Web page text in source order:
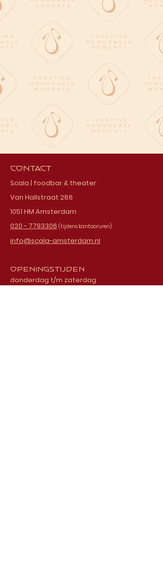
Contact
Scala | foodbar & theater
Van Hallstraat 286
1051 HM Amsterdam
020 - 7793306 (tijdens kantooruren)
info@scala-amsterdam.nl
Openingstijden
donderdag t/m zaterdag